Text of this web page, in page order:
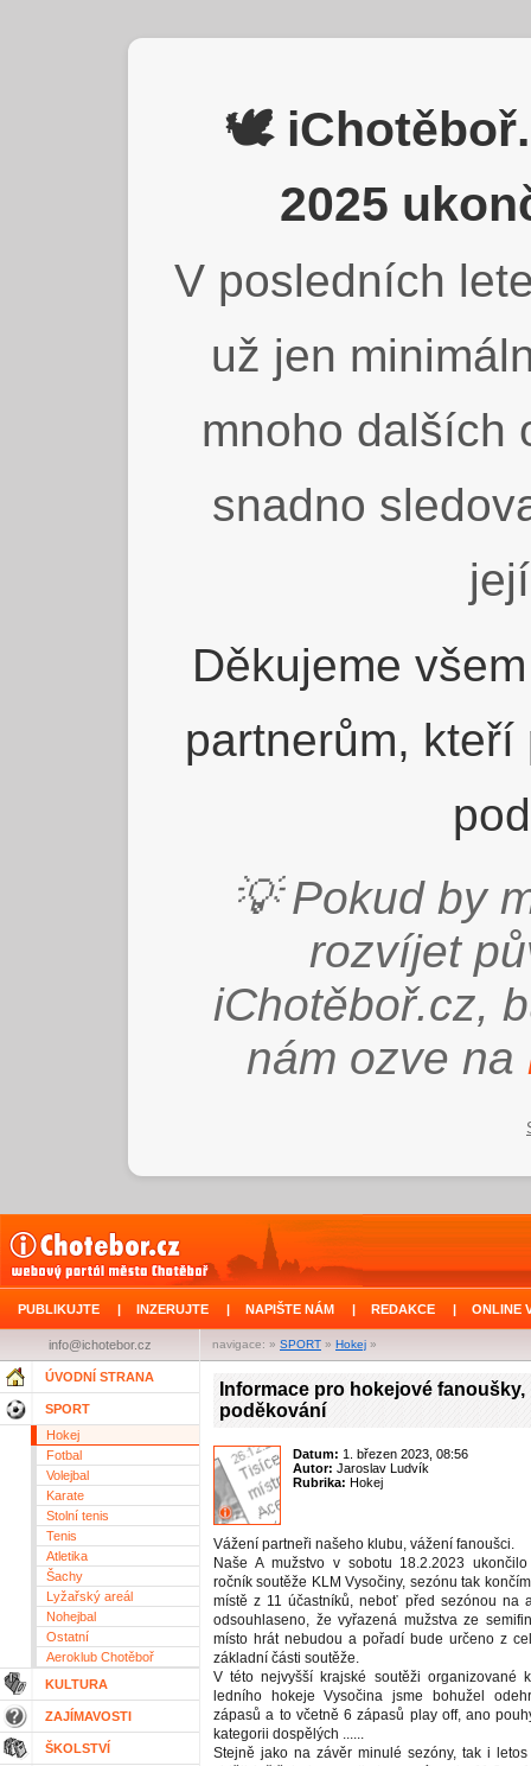
🕊️
2025
V posledních
už jen
mnoho dalších
snadno
Děkujeme
partnerům,
💡 Pokud by
rozvíjet
iChotěboř.cz,
nám ozve na
PUBLIKUJTE | INZERUJTE | NAPIŠTE NÁM | REDAKCE | ONLINE
navigace: » SPORT » Hokej »
info@ichotebor.cz
ÚVODNÍ STRANA
SPORT
Hokej
Fotbal
Volejbal
Karate
Stolní tenis
Tenis
Atletika
Šachy
Lyžařský areál
Nohejbal
Ostatní
Aeroklub Chotěboř
KULTURA
ZAJÍMAVOSTI
ŠKOLSTVÍ
Informace pro hokejové fanoušky,
poděkování
Datum: 1. březen 2023, 08:56
Autor: Jaroslav Ludvík
Rubrika: Hokej
Vážení partneři našeho klubu, vážení fanoušci.
Naše A mužstvo v sobotu 18.2.2023
ročník soutěže KLM Vysočiny, sezónu tak
místě z 11 účastníků, neboť před sezónou na
odsouhlaseno, že vyřazená mužstva ze
místo hrát nebudou a pořadí bude určeno z
základní části soutěže.
V této nejvyšší krajské soutěži organizované
ledního hokeje Vysočina jsme bohužel
zápasů a to včetně 6 zápasů play off, ano
kategorii dospělých ......
Stejně jako na závěr minulé sezóny, tak i